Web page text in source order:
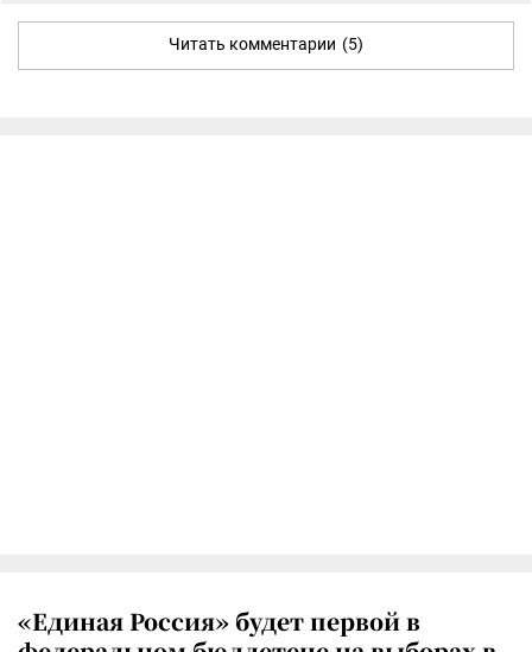
Читать комментарии (5)
«Единая Россия» будет первой в